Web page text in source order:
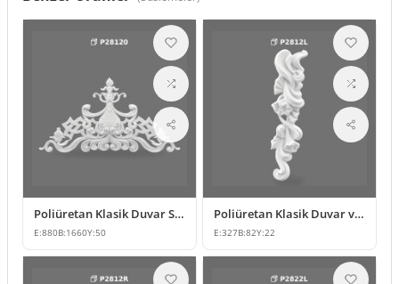
Poliüretan Klasik Duvar Süsleme Modeli
E:880B:1660Y:50
Poliüretan Klasik Duvar ve Mobilya Süsleme Modelleri
E:327B:82Y:22